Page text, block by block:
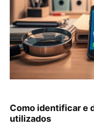
Como identificar e
utilizados